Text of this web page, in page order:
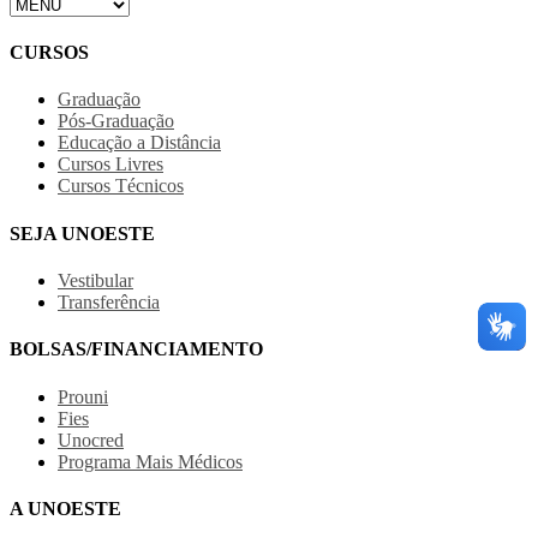
CURSOS
Graduação
Pós-Graduação
Educação a Distância
Cursos Livres
Cursos Técnicos
SEJA UNOESTE
Vestibular
Transferência
BOLSAS/FINANCIAMENTO
Prouni
Fies
Unocred
Programa Mais Médicos
A UNOESTE